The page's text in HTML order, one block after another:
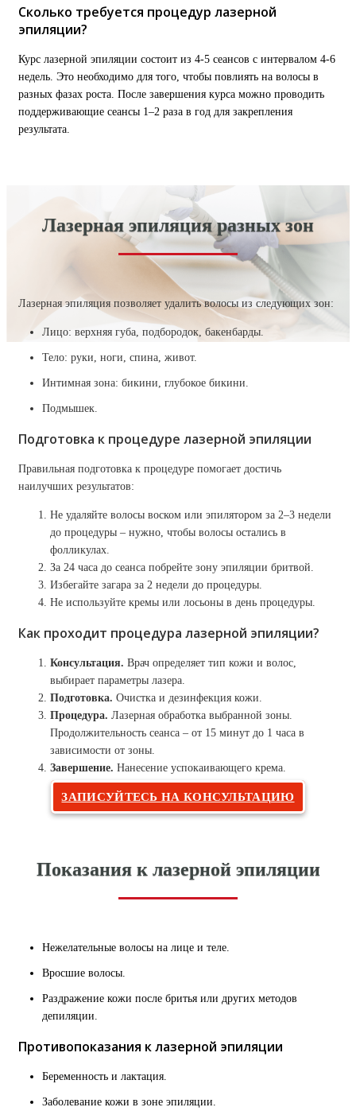
Сколько требуется процедур лазерной
эпиляции?
Курс лазерной эпиляции состоит из 4-5 сеансов с интервалом 4-6
недель. Это необходимо для того, чтобы повлиять на волосы в
разных фазах роста. После завершения курса можно проводить
поддерживающие сеансы 1–2 раза в год для закрепления
результата.
Лазерная эпиляция разных зон
Лазерная эпиляция позволяет удалить волосы из следующих зон:
Лицо: верхняя губа, подбородок, бакенбарды.
Тело: руки, ноги, спина, живот.
Интимная зона: бикини, глубокое бикини.
Подмышек.
Подготовка к процедуре лазерной эпиляции
Правильная подготовка к процедуре помогает достичь
наилучших результатов:
Не удаляйте волосы воском или эпилятором за 2–3 недели
до процедуры – нужно, чтобы волосы остались в
фолликулах.
За 24 часа до сеанса побрейте зону эпиляции бритвой.
Избегайте загара за 2 недели до процедуры.
Не используйте кремы или лосьоны в день процедуры.
Как проходит процедура лазерной эпиляции?
Консультация. Врач определяет тип кожи и волос,
выбирает параметры лазера.
Подготовка. Очистка и дезинфекция кожи.
Процедура. Лазерная обработка выбранной зоны.
Продолжительность сеанса – от 15 минут до 1 часа в
зависимости от зоны.
Завершение. Нанесение успокаивающего крема.
ЗАПИСУЙТЕСЬ НА КОНСУЛЬТАЦИЮ
Показания к лазерной эпиляции
Нежелательные волосы на лице и теле.
Вросшие волосы.
Раздражение кожи после бритья или других методов
депиляции.
Противопоказания к лазерной эпиляции
Беременность и лактация.
Заболевание кожи в зоне эпиляции.